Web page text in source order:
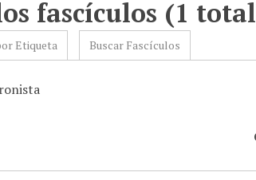
fascículos (1
Etiqueta Buscar Fascículos